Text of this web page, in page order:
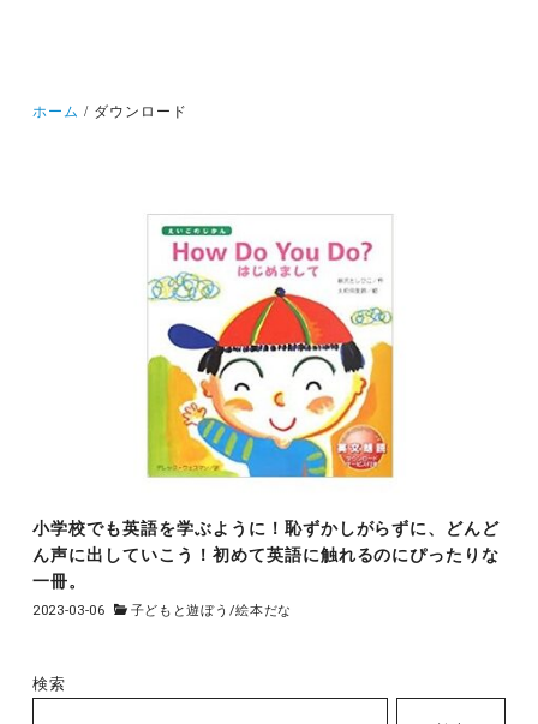
ホーム ダウンロード
小学校でも英語を学ぶように！恥ずかしがらずに、どんど
ん声に出していこう！初めて英語に触れるのにぴったりな
一冊。
2023-03-06 子どもと遊ぼう /絵本だな
検索